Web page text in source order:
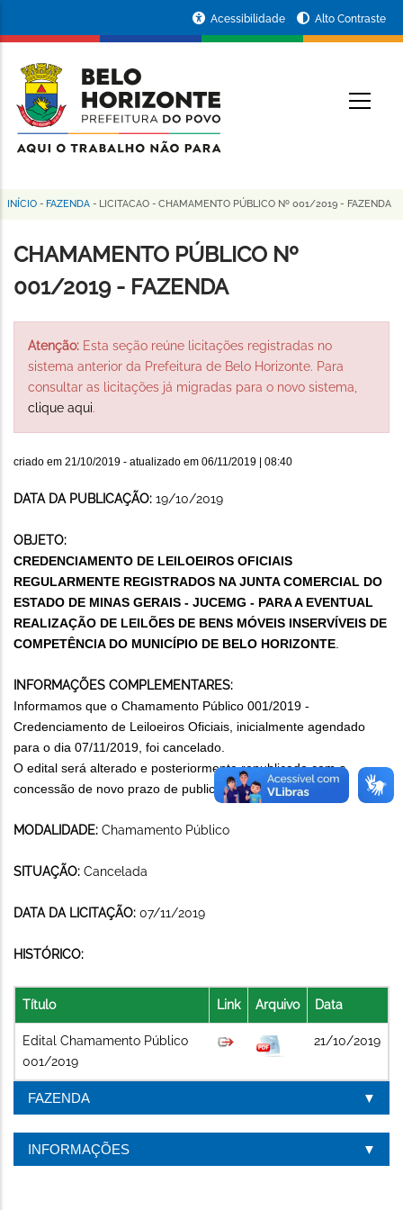
conteúdo
principal
da
Prefeitura
de
Horizonte
Acessibilidade Alto Contraste
Trilha
de
navegação
INÍCIO - FAZENDA - LICITACAO - CHAMAMENTO PÚBLICO Nº 001/2019 - FAZENDA
CHAMAMENTO PÚBLICO Nº
001/2019 - FAZENDA
Atenção: Esta seção reúne licitações registradas no
sistema anterior da Prefeitura de Belo Horizonte. Para
consultar as licitações já migradas para o novo sistema,
clique aqui.
criado em 21/10/2019 - atualizado em 06/11/2019 | 08:40
DATA DA PUBLICAÇÃO: 19/10/2019
OBJETO:
CREDENCIAMENTO DE LEILOEIROS OFICIAIS
REGULARMENTE REGISTRADOS NA JUNTA COMERCIAL DO
ESTADO DE MINAS GERAIS - JUCEMG - PARA A EVENTUAL
REALIZAÇÃO DE LEILÕES DE BENS MÓVEIS INSERVÍVEIS DE
COMPETÊNCIA DO MUNICÍPIO DE BELO HORIZONTE
INFORMAÇÕES COMPLEMENTARES:
Informamos que o Chamamento Público 001/2019 -
Credenciamento de Leiloeiros Oficiais, inicialmente agendado
para o dia 07/11/2019, foi cancelado.
O edital será alterado e posteriormente republicado com a
concessão de novo prazo de publicidade.
MODALIDADE: Chamamento Público
SITUAÇÃO: Cancelada
DATA DA LICITAÇÃO: 07/11/2019
HISTÓRICO:
Título Link Arquivo Data
Edital Chamamento Público
001/2019
21/10/2019
FAZENDA
INFORMAÇÕES